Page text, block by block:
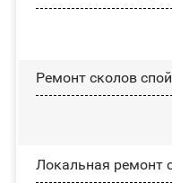
Ремонт сколов
Локальная ремонт